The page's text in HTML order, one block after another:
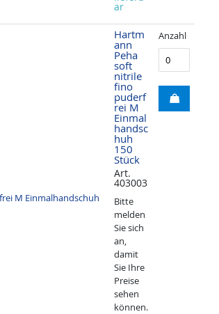
ar
Hartm
ann
Peha
soft
nitrile
fino
puderf
rei M
Einmal
handsc
huh
150
Stück
Art.
403003
Bitte
melden
Sie sich
an,
damit
Sie Ihre
Preise
sehen
können.
Anzahl